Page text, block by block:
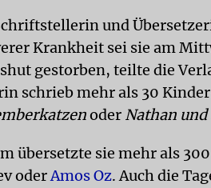
und
Krankheit sei sie am
gestorben, teilte die
schrieb mehr als 30
oder Nathan
übersetzte sie mehr als
oderAmos Oz. Auch die